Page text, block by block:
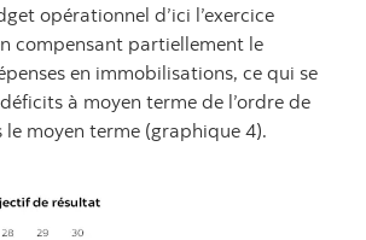
opérationnel d’ici l’exercice
compensant partiellement le
en immobilisations, ce qui se
à moyen terme de l’ordre de
le moyen terme (graphique 4).